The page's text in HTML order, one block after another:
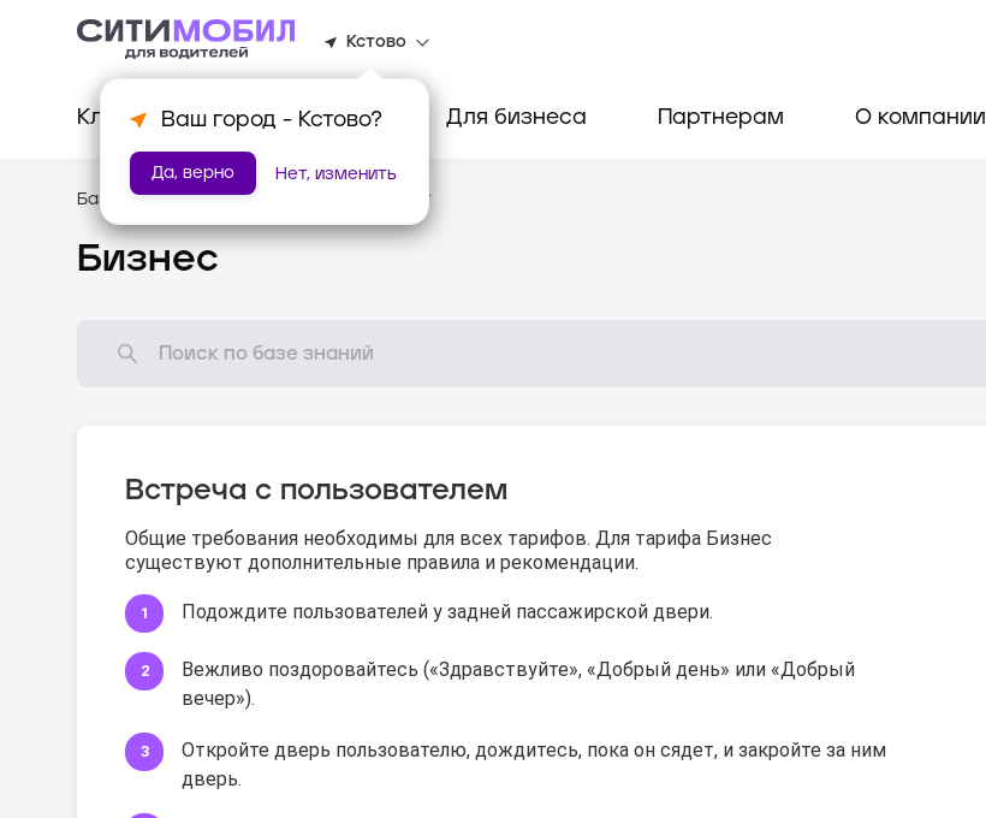
Кстово
Ваш город - Кстово?
Да, верно Нет, изменить
Клиентам Водителям Для бизнеса Партнерам О компании
База знаний /Стандарты оказания услуг
Бизнес
Встреча с пользователем
Общие требования необходимы для всех тарифов. Для тарифа Бизнес
существуют дополнительные правила и рекомендации.
Подождите пользователей у задней пассажирской двери.
Вежливо поздоровайтесь («Здравствуйте», «Добрый день» или «Добрый
вечер»).
Откройте дверь пользователю, дождитесь, пока он сядет, и закройте за ним
дверь.